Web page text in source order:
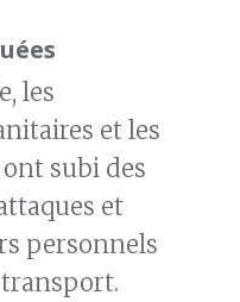
les
et les
subi des
et
personnels